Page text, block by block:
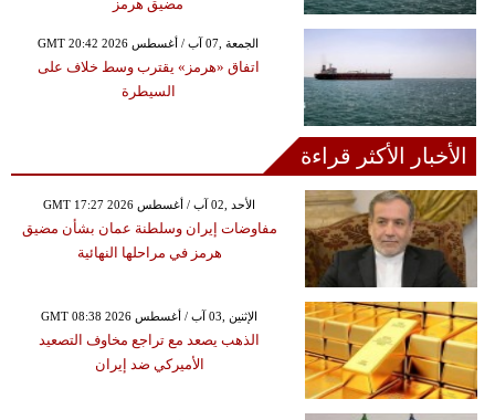
مضيق هرمز
GMT 20:42 2026 الجمعة ,07 آب / أغسطس
اتفاق «هرمز» يقترب وسط خلاف على
السيطرة
الأخبار الأكثر قراءة
GMT 17:27 2026 الأحد ,02 آب / أغسطس
مفاوضات إيران وسلطنة عمان بشأن مضيق
هرمز في مراحلها النهائية
GMT 08:38 2026 الإثنين ,03 آب / أغسطس
الذهب يصعد مع تراجع مخاوف التصعيد
الأميركي ضد إيران